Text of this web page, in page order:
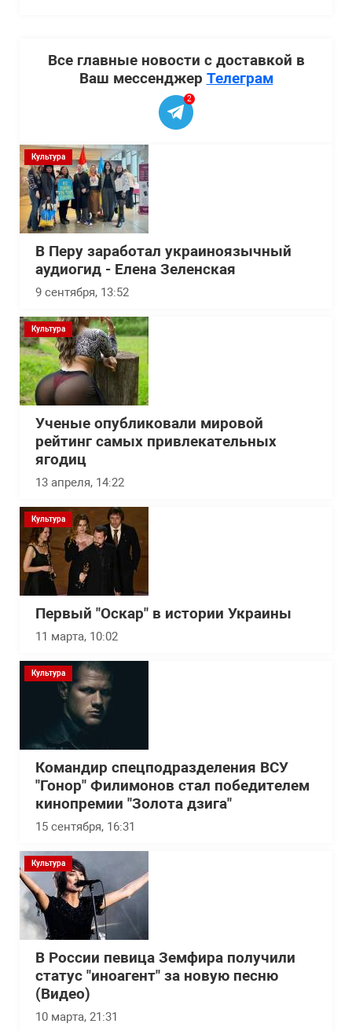
Все главные новости с доставкой в
Ваш мессенджер Телеграм
2
Культура
В Перу заработал украиноязычный
аудиогид - Елена Зеленская
9 сентября, 13:52
Культура
Ученые опубликовали мировой
рейтинг самых привлекательных
ягодиц
13 апреля, 14:22
Культура
Первый "Оскар" в истории Украины
11 марта, 10:02
Культура
Командир спецподразделения ВСУ
"Гонор" Филимонов стал победителем
кинопремии "Золота дзига"
15 сентября, 16:31
Культура
В России певица Земфира получили
статус "иноагент" за новую песню
(Видео)
10 марта, 21:31